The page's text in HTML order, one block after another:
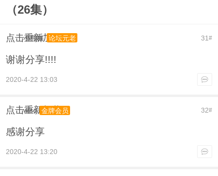
（26集）
点击重新加载 31#
小熊猫 论坛元老
谢谢分享!!!!
2020-4-22 13:03
点击重新加载 32#
wlsc 金牌会员
感谢分享
2020-4-22 13:20